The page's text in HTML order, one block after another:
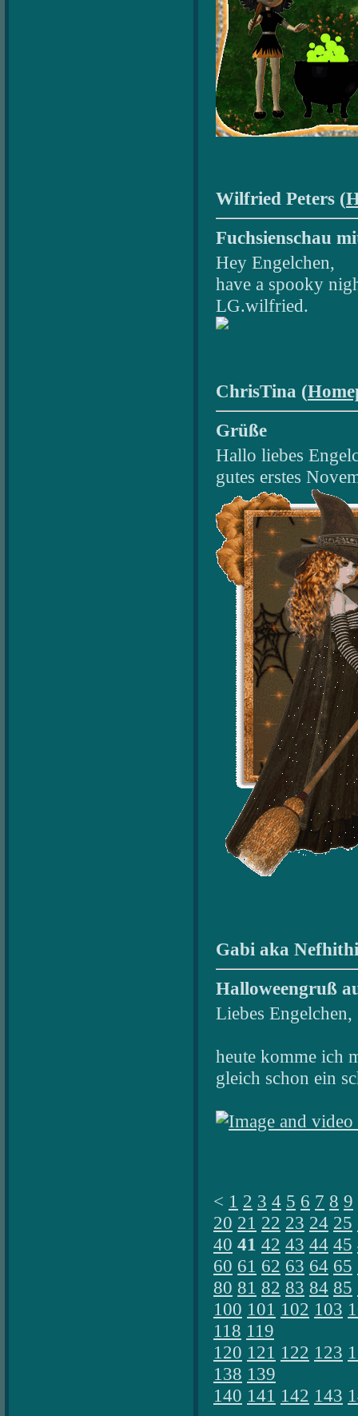
Wilfried Peters (
Fuchsienschau
Hey Engelchen,
have a spooky
LG.wilfried.
ChrisTina (
Grüße
Hallo liebes
gutes erstes
Gabi aka
Halloweengruß
Liebes Engelchen,
heute komme ich
gleich schon ein
< 1 2 3 4 5 6 7 8 9
20 21 22 23 24 25
40 41 42 43 44 45
60 61 62 63 64 65
80 81 82 83 84 85
100 101 102 103
118 119
120 121 122 123
138 139
140 141 142 143